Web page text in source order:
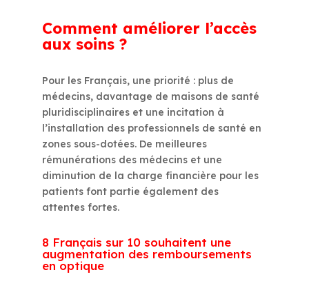
Comment améliorer l’accès
aux soins ?
Pour les Français, une priorité : plus de
médecins, davantage de maisons de santé
pluridisciplinaires et une incitation à
l’installation des professionnels de santé en
zones sous-dotées. De meilleures
rémunérations des médecins et une
diminution de la charge financière pour les
patients font partie également des
attentes fortes.
8 Français sur 10 souhaitent une
augmentation des remboursements
en optique